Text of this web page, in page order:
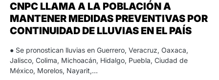
CNPC LLAMA A LA POBLACIÓN A
MANTENER MEDIDAS PREVENTIVAS POR
CONTINUIDAD DE LLUVIAS EN EL PAÍS
● Se pronostican lluvias en Guerrero, Veracruz, Oaxaca,
Jalisco, Colima, Michoacán, Hidalgo, Puebla, Ciudad de
México, Morelos, Nayarit,…